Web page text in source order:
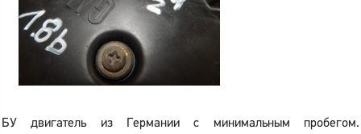
БУ двигатель из Германии с минимальным пробегом.